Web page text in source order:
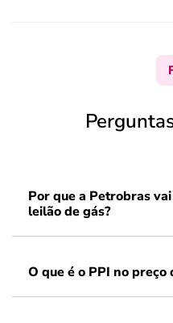
Por que a Petrobras
leilão de gás?
O que é o PPI no preço